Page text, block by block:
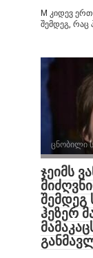
M კიდევ
შემდეგ, რაც
ცნობილი
ჯეიმს
შემდეგ
ჰეზერ